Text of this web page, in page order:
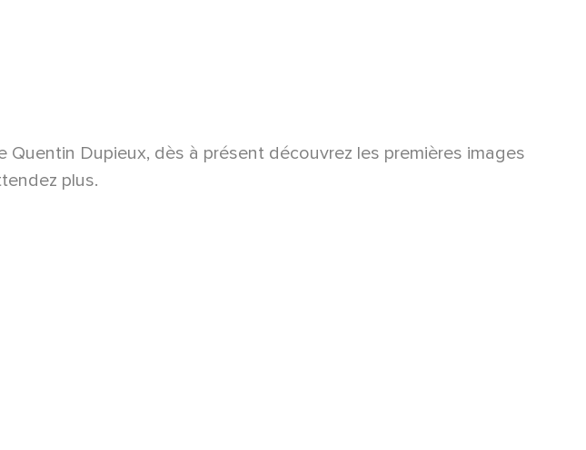
Dupieux, dès à présent découvrez les premières images
plus.